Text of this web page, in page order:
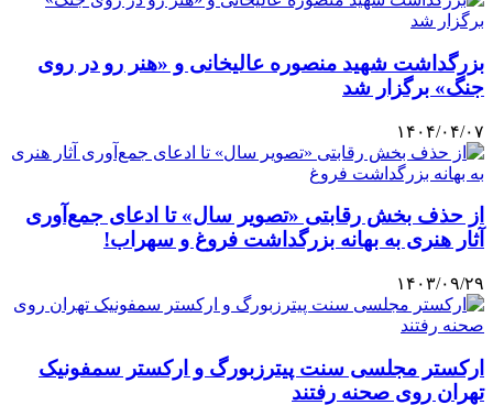
بزرگداشت شهید منصوره عالیخانی و «هنر رو در روی
جنگ» برگزار شد
۱۴۰۴/۰۴/۰۷
از حذف بخش رقابتی «تصویر سال» تا ادعای جمع‌آوری
آثار هنری به بهانه بزرگداشت فروغ و سهراب!
۱۴۰۳/۰۹/۲۹
ارکستر مجلسی سنت پیترزبورگ و ارکستر سمفونیک
تهران روی صحنه رفتند